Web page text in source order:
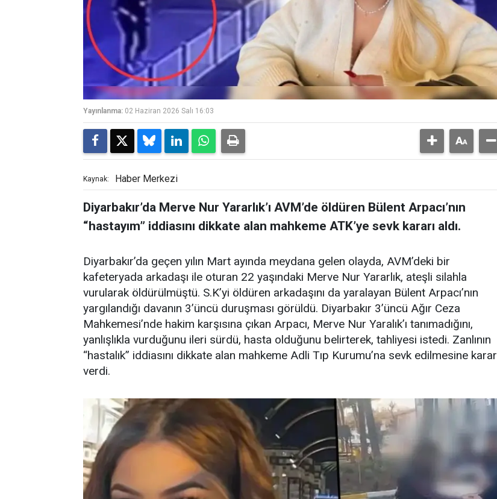
Yayınlanma: 02 Haziran 2026 Salı 16:03
Kaynak: Haber Merkezi
Diyarbakır’da Merve Nur Yararlık’ı AVM’de öldüren Bülent Arpacı’nın
“hastayım” iddiasını dikkate alan mahkeme ATK’ye sevk kararı aldı.
Diyarbakır’da geçen yılın Mart ayında meydana gelen olayda, AVM’deki bir
kafeteryada arkadaşı ile oturan 22 yaşındaki Merve Nur Yararlık, ateşli silahla
vurularak öldürülmüştü. S.K’yi öldüren arkadaşını da yaralayan Bülent Arpacı’nın
yargılandığı davanın 3’üncü duruşması görüldü. Diyarbakır 3’üncü Ağır Ceza
Mahkemesi’nde hakim karşısına çıkan Arpacı, Merve Nur Yaralık’ı tanımadığını,
yanlışlıkla vurduğunu ileri sürdü, hasta olduğunu belirterek, tahliyesi istedi. Zanlının
“hastalık” iddiasını dikkate alan mahkeme Adli Tıp Kurumu’na sevk edilmesine karar
verdi.